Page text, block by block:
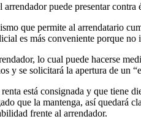
puede presentar
que permite al arrendatario
es más conveniente porque
lo cual puede hacerse
y se solicitará la apertura de un
está consignada y que tiene
que la mantenga, así
frente al arrendador.